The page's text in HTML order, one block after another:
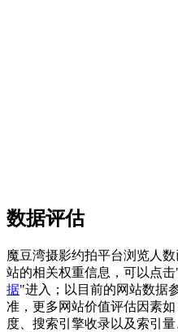
数据评估
魔豆湾摄影约拍平台浏览人
站的相关权重信息，可以点击
据"进入；以目前的网站数据
准，更多网站价值评估因素
度、搜索引擎收录以及索引